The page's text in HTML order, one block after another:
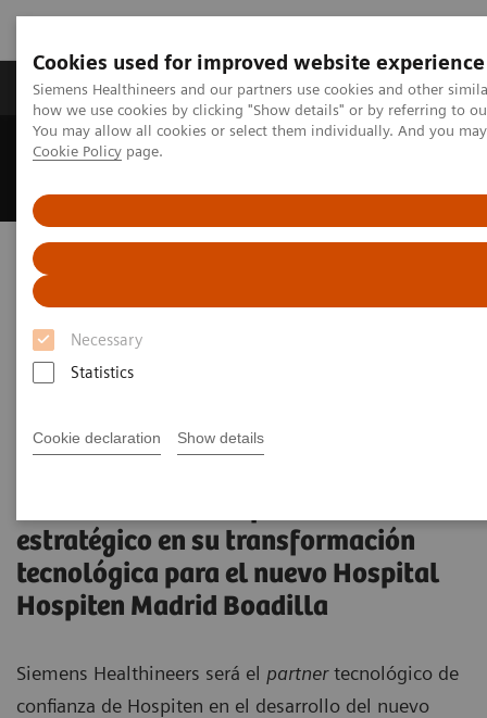
Cookies used for improved website experience
Siemens Healthineers and our partners use cookies and other
how we use cookies by clicking "Show details" or by referring to
You may allow all cookies or select them individually. And you
Cookie Policy page.
Necessary
Statistics
Cookie declaration Show details
Productos y servicios Especialidades clínicas
Home
Content Hub
Hospiten elige a Siemens
Healthineers como partner
estratégico
estratégico en su transformación
tecnológica para el nuevo Hospital
Hospiten Madrid Boadilla
Siemens Healthineers será el partnertecnológico de
confianza de Hospiten en el desarrollo del nuevo